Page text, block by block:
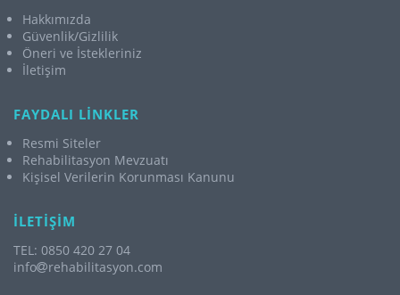
Hakkımızda
Güvenlik/Gizlilik
Öneri ve İstekleriniz
İletişim
FAYDALI LİNKLER
Resmi Siteler
Rehabilitasyon Mevzuatı
Kişisel Verilerin Korunması Kanunu
İLETİŞİM
TEL: 0850 420 27 04
info
rehabilitasyon.com